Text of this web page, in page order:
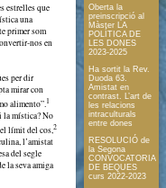
estrelles que
una
primer som
nos en
per dir
mirar con
alimento”.1
la mística? No
límit del cos,2
l’amistat
del segle
la seva amiga
Oberta la
preinscripció al
Màster LA
POLÍTICA DE
LES DONES
2023-2025
Ha sortit la Rev.
Duoda 63.
Amistat en
contrast. L’art de
les relacions
intraculturals
entre dones
RESOLUCIÓ de
la Segona
CONVOCATORIA
DE BEQUES
curs 2022-2023